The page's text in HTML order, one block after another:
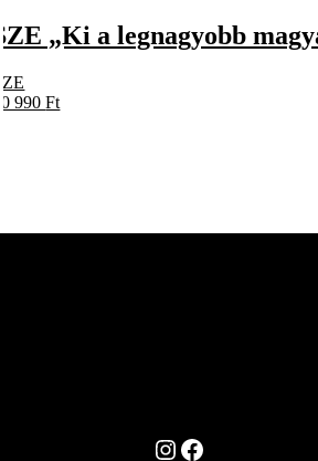
SZE „Ki a legnagyobb
SZE
10 990Ft
Instagram
Facebook